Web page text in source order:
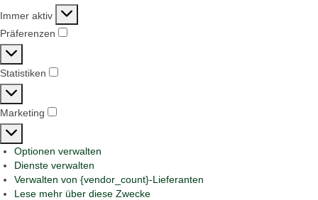
Funktional
Immer aktiv
Präferenzen
Präferenzen
Statistiken
Statistiken
Marketing
Marketing
Optionen verwalten
Dienste verwalten
Verwalten von {vendor_count}-Lieferanten
Lese mehr über diese Zwecke